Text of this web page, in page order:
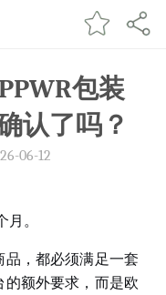
包装
认了吗？
06-12
。
，都必须满足一套
的额外要求，而是欧